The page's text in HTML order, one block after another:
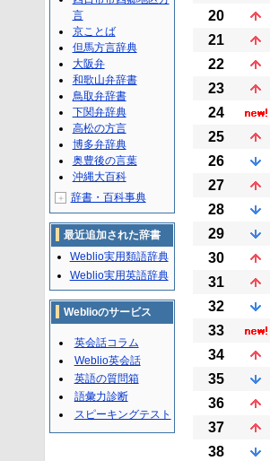
20
21
22
23
24
25
26
27
28
29
30
31
32
33
34
35
36
37
38
言
京ことば
但馬方言辞典
大阪弁
和歌山弁辞書
鳥取弁辞書
下関弁辞典
高松の方言
博多弁辞典
奥豊後の言葉
沖縄大百科
＋ 辞書・百科事典
最近追加された辞書
Weblio実用類語辞典
Weblio実用英語辞典
Weblioのサービス
英会話コラム
Weblio英会話
英語の質問箱
語彙力診断
スピーキングテスト